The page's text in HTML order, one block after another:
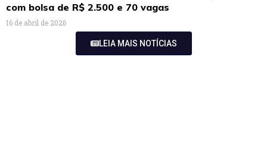
com bolsa de R$ 2.500 e 70 vagas
16 de abril de 2026
LEIA MAIS NOTÍCIAS